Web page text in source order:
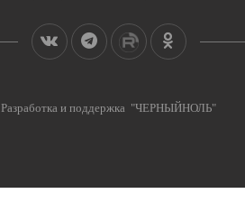
Разработка и поддержка "ЧЕРНЫЙНОЛЬ"